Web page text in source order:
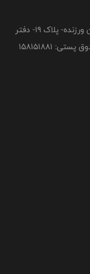
تهران- میدان هفت تیر- خیابان مفتح جنوبی- خیابان ورزنده- پلاک 19- دفتر